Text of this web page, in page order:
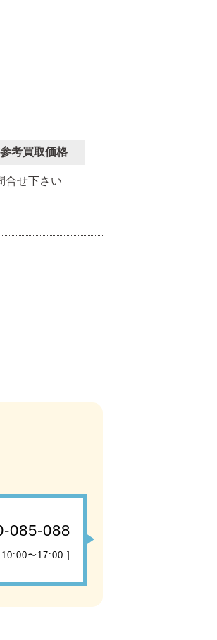
考買取価格
合せ下さい
085-088
〜17:00 ]